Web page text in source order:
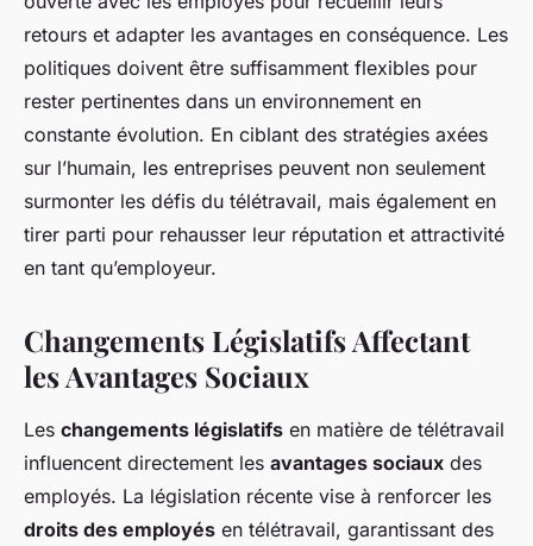
retours et adapter les avantages en conséquence. Les
politiques doivent être suffisamment flexibles pour
rester pertinentes dans un environnement en
constante évolution. En ciblant des stratégies axées
sur l’humain, les entreprises peuvent non seulement
surmonter les défis du télétravail, mais également en
tirer parti pour rehausser leur réputation et attractivité
en tant qu’employeur.
Changements Législatifs Affectant
les Avantages Sociaux
Les changements législatifs en matière de télétravail
influencent directement les avantages sociaux des
employés. La législation récente vise à renforcer les
droits des employés en télétravail, garantissant des